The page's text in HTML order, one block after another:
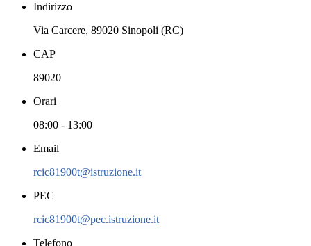
Indirizzo
Via Carcere, 89020 Sinopoli (RC)
CAP
89020
Orari
08:00 - 13:00
Email
rcic81900t@istruzione.it
PEC
rcic81900t@pec.istruzione.it
Telefono